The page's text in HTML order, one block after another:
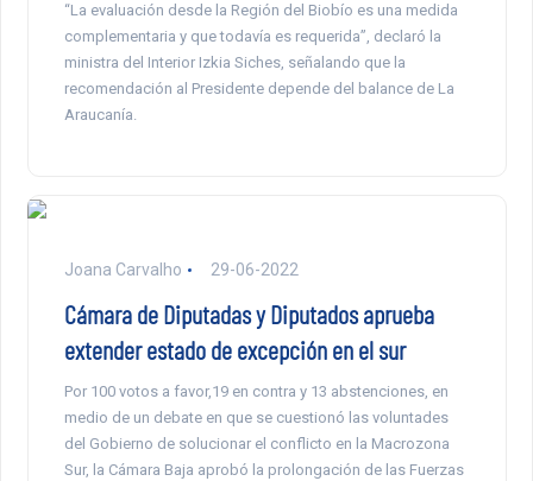
“La evaluación desde la Región del Biobío es una medida
complementaria y que todavía es requerida”, declaró la
ministra del Interior Izkia Siches, señalando que la
recomendación al Presidente depende del balance de La
Araucanía.
Joana Carvalho 29-06-2022
Cámara de Diputadas y Diputados aprueba
extender estado de excepción en el sur
Por 100 votos a favor,19 en contra y 13 abstenciones, en
medio de un debate en que se cuestionó las voluntades
del Gobierno de solucionar el conflicto en la Macrozona
Sur, la Cámara Baja aprobó la prolongación de las Fuerzas